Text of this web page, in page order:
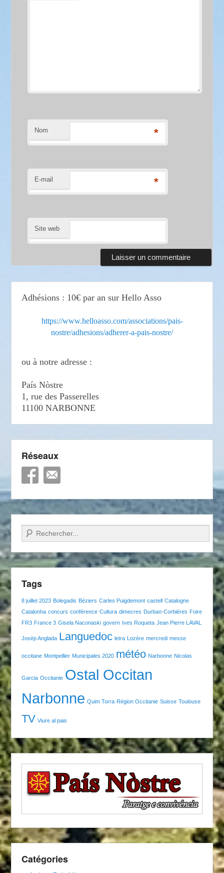
Nom *
E-mail *
Site web
Adhésions : 10€ par an sur Hello Asso
https://www.helloasso.com/associations/pais-
nostre/adhesions/adherer-a-pais-nostre/
ou à notre adresse :
País Nòstre
1, rue des Passerelles
11100 NARBONNE
Réseaux
Recherche
Tags
8 juillet 2023 Bolegadis Béziers Carles Puigdemont castell Catalogne
Catalonha concurs conférence Cultura dimecres Durban-Corbières Foire
FR3 France 3 Gisela Naconaski govern Ives Roqueta Jean Pierre LAVAL
Josèp Anglada Languedoc letra Lozère mercredi messe
occitane Montpellier Municipales 2020 météo Narbonne Nicolas
Garcia Occitanie Ostal Occitan
Narbonne Quim Torra Région Occitanie Suisse Toulouse
TV Viure al pais
Catégories